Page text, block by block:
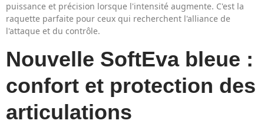
puissance et précision lorsque l'intensité augmente. C'est la
raquette parfaite pour ceux qui recherchent l'alliance de
l'attaque et du contrôle.
Nouvelle SoftEva bleue :
confort et protection des
articulations